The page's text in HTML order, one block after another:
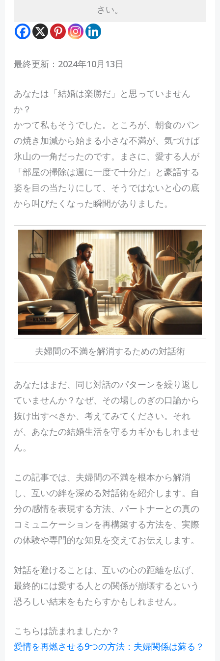
さい。
最終更新：2024年10月13日
あなたは「結婚は楽勝だ」と思っていません
か？
かつて私もそうでした。ところが、朝食のパン
の焼き加減から始まる小さな不満が、気づけば
氷山の一角だったのです。まさに、愛する人が
「部屋の掃除は週に一度で十分だ」と豪語する
姿を目の当たりにして、そうではないと心の底
から叫びたくなった瞬間がありました。
夫婦間の不満を解消するための対話術
あなたはまだ、同じ対話のパターンを繰り返し
ていませんか？なぜ、その場しのぎの口論から
抜け出すべきか、考えてみてください。それ
が、あなたの結婚生活を守るカギかもしれませ
ん。
この記事では、夫婦間の不満を根本から解消
し、互いの絆を深める対話術を紹介します。自
分の感情を表現する方法、パートナーとの真の
コミュニケーションを再構築する方法を、実際
の体験や専門的な知見を交えてお伝えします。
対話を避けることは、互いの心の距離を広げ、
最終的には愛する人との関係が崩壊するという
恐ろしい結末をもたらすかもしれません。
こちらは読まれましたか？
愛情を再燃させる9つの方法：夫婦関係は蘇る？